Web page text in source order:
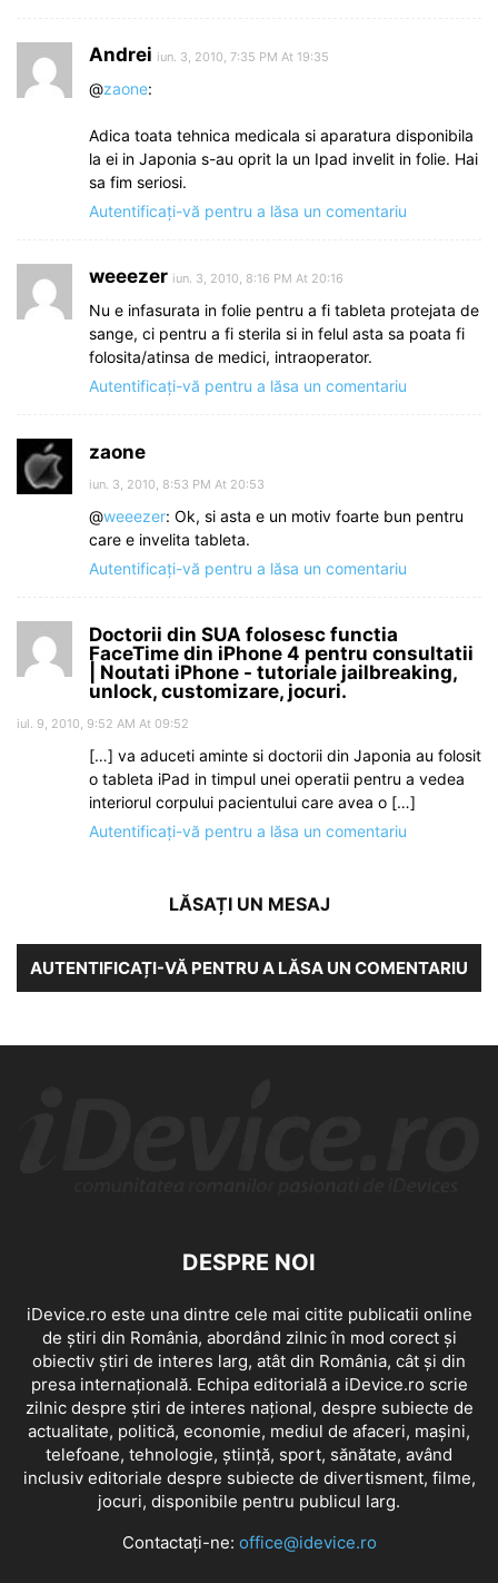
Andrei iun. 3, 2010, 7:35 PM At 19:35
@zaone:
Adica toata tehnica medicala si aparatura disponibila
la ei in Japonia s-au oprit la un Ipad invelit in folie. Hai
sa fim seriosi.
Autentificați-vă pentru a lăsa un comentariu
weeezer iun. 3, 2010, 8:16 PM At 20:16
Nu e infasurata in folie pentru a fi tableta protejata de
sange, ci pentru a fi sterila si in felul asta sa poata fi
folosita/atinsa de medici, intraoperator.
Autentificați-vă pentru a lăsa un comentariu
zaone
iun. 3, 2010, 8:53 PM At 20:53
@weeezer: Ok, si asta e un motiv foarte bun pentru
care e invelita tableta.
Autentificați-vă pentru a lăsa un comentariu
Doctorii din SUA folosesc functia
FaceTime din iPhone 4 pentru consultatii
| Noutati iPhone - tutoriale jailbreaking,
unlock, customizare, jocuri.
iul. 9, 2010, 9:52 AM At 09:52
[…] va aduceti aminte si doctorii din Japonia au folosit
o tableta iPad in timpul unei operatii pentru a vedea
interiorul corpului pacientului care avea o […]
Autentificați-vă pentru a lăsa un comentariu
LĂSAȚI UN MESAJ
AUTENTIFICAȚI-VĂ PENTRU A LĂSA UN COMENTARIU
DESPRE NOI
iDevice.ro este una dintre cele mai citite publicatii online
de știri din România, abordând zilnic în mod corect și
obiectiv știri de interes larg, atât din România, cât și din
presa internațională. Echipa editorială a iDevice.ro scrie
zilnic despre știri de interes național, despre subiecte de
actualitate, politică, economie, mediul de afaceri, mașini,
telefoane, tehnologie, știință, sport, sănătate, având
inclusiv editoriale despre subiecte de divertisment, filme,
jocuri, disponibile pentru publicul larg.
Contactați-ne: office@idevice.ro